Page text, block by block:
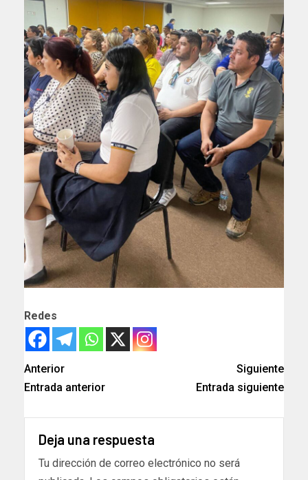
Redes
Anterior
Entrada anterior
Siguiente
Entrada siguiente
Deja una respuesta
Tu dirección de correo electrónico no será